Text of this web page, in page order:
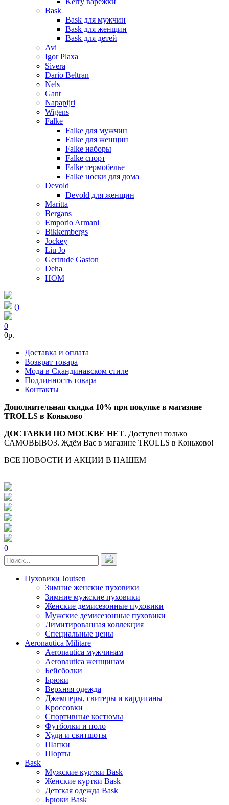
Bask
Bask для мужчин
Bask для женщин
Bask для детей
Avi
Igor Plaxa
Sivera
Dario Beltran
Nels
Gant
Napapijri
Wigens
Falke
Falke для мужчин
Falke для женщин
Falke наборы
Falke спорт
Falke термобелье
Falke носки для дома
Devold
Devold для женщин
Maritta
Bergans
Emporio Armani
Bikkembergs
Jockey
Liu Jo
Gertrude Gaston
Deha
HOM
()
0
0p.
Доставка и оплата
Возврат товара
Мода в Скандинавском стиле
Подлинность товара
Контакты
Дополнительная скидка 10% при покупке в магазине
TROLLS в Коньково
ДОСТАВКИ ПО МОСКВЕ НЕТ. Доступен только
САМОВЫВОЗ. Ждём Вас в магазине TROLLS в Коньково!
ВСЕ НОВОСТИ И АКЦИИ В НАШЕМ
0
Пуховики Joutsen
Зимние женские пуховики
Зимние мужские пуховики
Женские демисезонные пуховики
Мужские демисезонные пуховики
Лимитированная коллекция
Специальные цены
Aeronautica Militare
Aeronautica мужчинам
Aeronautica женщинам
Бейсболки
Брюки
Верхняя одежда
Джемперы, свитеры и кардиганы
Кроссовки
Спортивные костюмы
Футболки и поло
Худи и свитшоты
Шапки
Шорты
Bask
Мужские куртки Bask
Женские куртки Bask
Детская одежда Bask
Брюки Bask